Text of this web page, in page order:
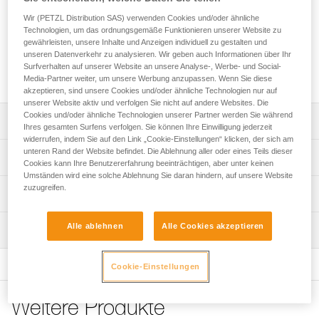
Aufsatz + Stift ROCPEC
Aufsatz + Stift für den ROCPEC-Handbohrer
Aufsatz + Stift für den ROCPEC-Handbohrer.
Leistungsverzeichnis
Kompatibel mit dem Handbohrer ROCPEC (P26).
Technische Spezifikationen
Zugrundeliegende Spezifikationen
Referenz : P08100
Garantie : 3 Jahre
Technische Informationen
Weitere Produkte
Wir (PETZL Distribution SAS) verwenden Cookies und/oder ähnliche
Technologien, um das ordnungsgemäße Funktionieren unserer Website zu
gewährleisten, unsere Inhalte und Anzeigen individuell zu gestalten und
unseren Datenverkehr zu analysieren. Wir geben auch Informationen über Ihr
Surfverhalten auf unserer Website an unsere Analyse-, Werbe- und Social-
Media-Partner weiter, um unsere Werbung anzupassen. Wenn Sie diese
akzeptieren, sind unsere Cookies und/oder ähnliche Technologien nur auf
unserer Website aktiv und verfolgen Sie nicht auf andere Websites. Die
Cookies und/oder ähnliche Technologien unserer Partner werden Sie während
Ihres gesamten Surfens verfolgen. Sie können Ihre Einwilligung jederzeit
widerrufen, indem Sie auf den Link „Cookie-Einstellungen“ klicken, der sich am
unteren Rand der Website befindet. Die Ablehnung aller oder eines Teils dieser
Cookies kann Ihre Benutzererfahrung beeinträchtigen, aber unter keinen
Umständen wird eine solche Ablehnung Sie daran hindern, auf unsere Website
zuzugreifen.
Alle ablehnen Alle Cookies akzeptieren
Cookie-Einstellungen